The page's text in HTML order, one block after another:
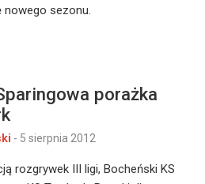
nowego sezonu.
porażka
- 5 sierpnia 2012
rozgrywek III ligi, Bocheński KS